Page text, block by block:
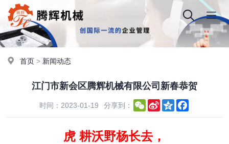
首页 > 新闻动态
江门市新会区腾辉机械有限公司新春恭贺
时间：2023-01-19 分享到： WeChat
Sina
Weibo
Qzone
虎 耕沃野杨长去，